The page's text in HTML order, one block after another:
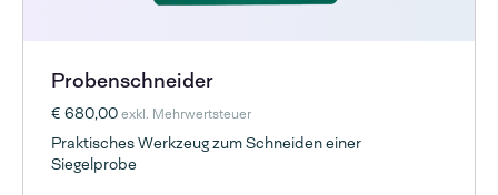
Probenschneider
€ 680,00exkl. Mehrwertsteuer
Praktisches Werkzeug zum Schneiden einer
Siegelprobe